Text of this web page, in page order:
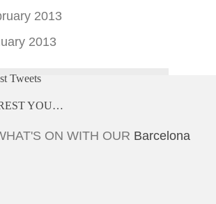
2013
2013
Tweets
YOU…
ON WITH OUR Barcelona